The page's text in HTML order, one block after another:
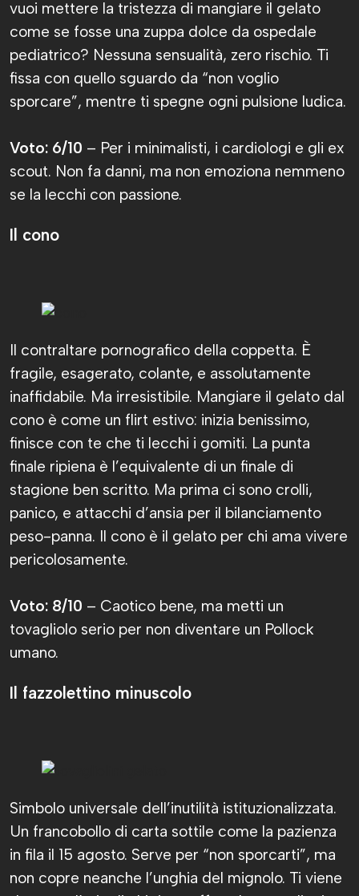
vuoi mettere la tristezza di mangiare il gelato
come se fosse una zuppa dolce da ospedale
pediatrico? Nessuna sensualità, zero rischio. Ti
fissa con quello sguardo da “non voglio
sporcare”, mentre ti spegne ogni pulsione ludica.
Voto: 6/10 – Per i minimalisti, i cardiologi e gli ex
scout. Non fa danni, ma non emoziona nemmeno
se la lecchi con passione.
Il cono
Il contraltare pornografico della coppetta. È
fragile, esagerato, colante, e assolutamente
inaffidabile. Ma irresistibile. Mangiare il gelato dal
cono è come un flirt estivo: inizia benissimo,
finisce con te che ti lecchi i gomiti. La punta
finale ripiena è l’equivalente di un finale di
stagione ben scritto. Ma prima ci sono crolli,
panico, e attacchi d’ansia per il bilanciamento
peso-panna. Il cono è il gelato per chi ama vivere
pericolosamente.
Voto: 8/10 – Caotico bene, ma metti un
tovagliolo serio per non diventare un Pollock
umano.
Il fazzolettino minuscolo
Simbolo universale dell’inutilità istituzionalizzata.
Un francobollo di carta sottile come la pazienza
in fila il 15 agosto. Serve per “non sporcarti”, ma
non copre neanche l’unghia del mignolo. Ti viene